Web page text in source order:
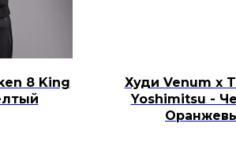
8 King
Худи Venum x
Yoshimitsu -